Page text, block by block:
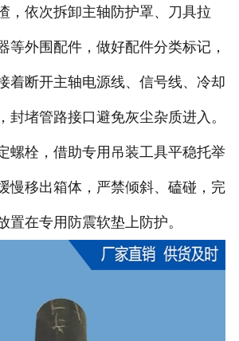
，依次拆卸主轴防护罩、刀具拉
等外围配件，做好配件分类标记，
着断开主轴电源线、信号线、冷却
封堵管路接口避免灰尘杂质进入。
螺栓，借助专用吊装工具平稳托举
慢移出箱体，严禁倾斜、磕碰，完
置在专用防震软垫上防护。